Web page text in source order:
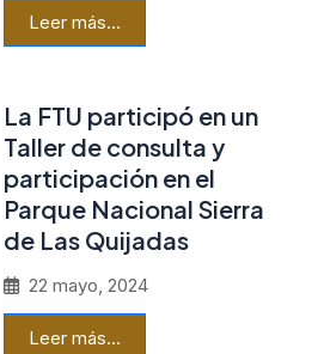
Leer más…
La FTU participó en un
Taller de consulta y
participación en el
Parque Nacional Sierra
de Las Quijadas
22 mayo, 2024
Leer más…